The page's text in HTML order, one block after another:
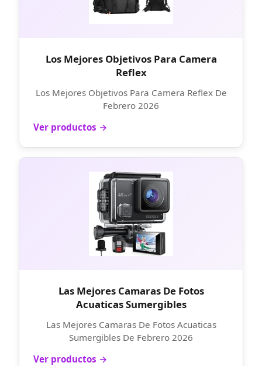
Los Mejores Objetivos Para Camera
Reflex
Los Mejores Objetivos Para Camera Reflex De
Febrero 2026
Ver productos →
Las Mejores Camaras De Fotos
Acuaticas Sumergibles
Las Mejores Camaras De Fotos Acuaticas
Sumergibles De Febrero 2026
Ver productos →